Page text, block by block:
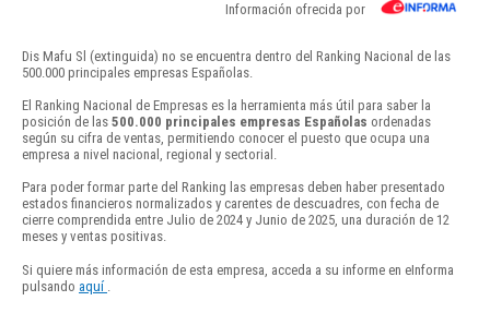
Información ofrecida por
Dis Mafu Sl (extinguida) no se encuentra dentro del Ranking Nacional de las
500.000 principales empresas Españolas.
El Ranking Nacional de Empresas es la herramienta más útil para saber la
posición de las 500.000 principales empresas Españolas ordenadas
según su cifra de ventas, permitiendo conocer el puesto que ocupa una
empresa a nivel nacional, regional y sectorial.
Para poder formar parte del Ranking las empresas deben haber presentado
estados financieros normalizados y carentes de descuadres, con fecha de
cierre comprendida entre Julio de 2024 y Junio de 2025, una duración de 12
meses y ventas positivas.
Si quiere más información de esta empresa, acceda a su informe en eInforma
pulsando aquí